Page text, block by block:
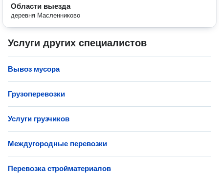
Области выезда
деревня Масленниково
Услуги других специалистов
Вывоз мусора
Грузоперевозки
Услуги грузчиков
Междугородные перевозки
Перевозка стройматериалов